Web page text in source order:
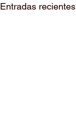
Entradas recientes